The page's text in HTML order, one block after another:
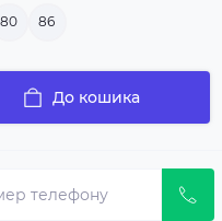
80 86
До кошика